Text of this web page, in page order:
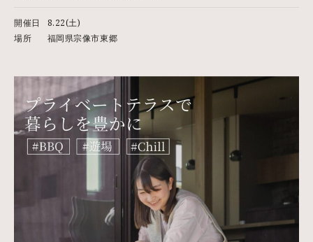
開催日
8.22(土)
場所
福岡県宗像市東郷